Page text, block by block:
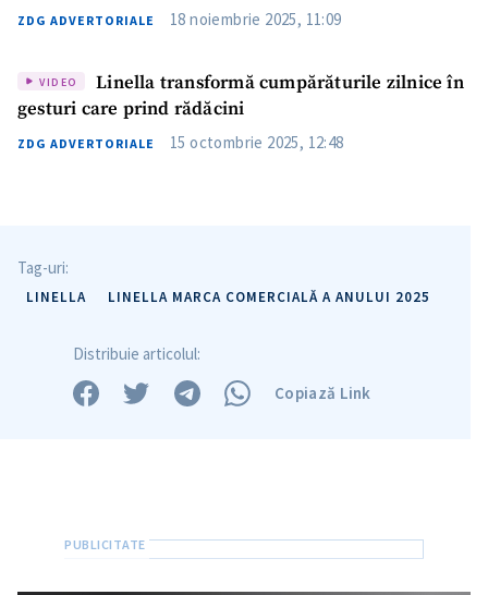
ZDG ADVERTORIALE 18 noiembrie 2025, 11:09
VIDEO
Linella transformă cumpărăturile zilnice în
gesturi care prind rădăcini
ZDG ADVERTORIALE 15 octombrie 2025, 12:48
Tag-uri:
LINELLA LINELLA MARCA COMERCIALĂ A ANULUI 2025
Distribuie articolul:
Copiază Link